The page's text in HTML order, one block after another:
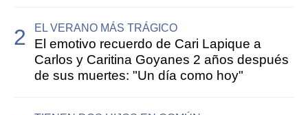
EL VERANO MÁS TRÁGICO
El emotivo recuerdo de Cari Lapique a
Carlos y Caritina Goyanes 2 años después
de sus muertes: "Un día como hoy"